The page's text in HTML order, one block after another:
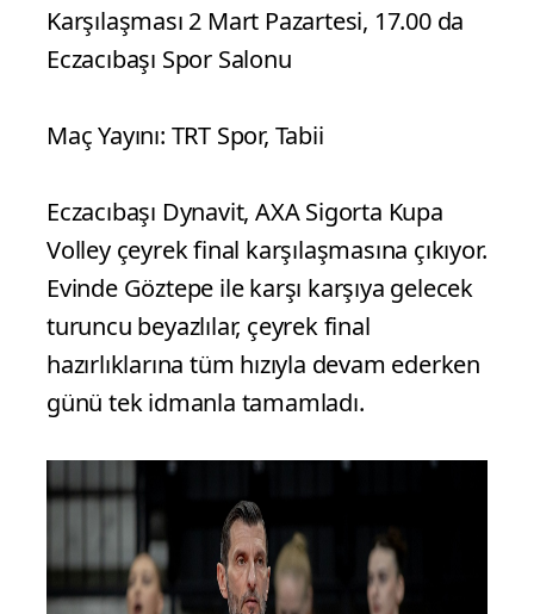
Karşılaşması 2 Mart Pazartesi, 17.00 da
Eczacıbaşı Spor Salonu
Maç Yayını: TRT Spor, Tabii
Eczacıbaşı Dynavit, AXA Sigorta Kupa
Volley çeyrek final karşılaşmasına çıkıyor.
Evinde Göztepe ile karşı karşıya gelecek
turuncu beyazlılar, çeyrek final
hazırlıklarına tüm hızıyla devam ederken
günü tek idmanla tamamladı.